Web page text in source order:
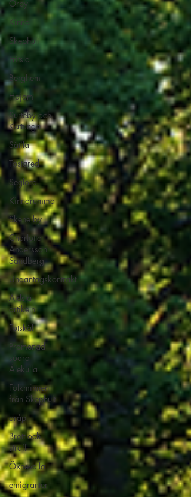
Örby
Kinna
Skephult
Fritsla
Berghem
Hajom
Surteby och
Kattunga
Sätila
Tostared
Seglora
Kinnarumma
Skene by
Charlotta
Andersson
Sandberg
Undantagskontrakt
Äldsta
artikeln
Fotskäl
Promenad
södra
Älekulla
Folkminnen
från Skephult
dråp
Brott och
straff
Öxnevalla
emigranter